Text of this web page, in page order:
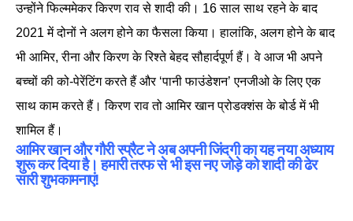
उन्होंने फिल्ममेकर किरण राव से शादी की। 16 साल साथ रहने के बाद
2021 में दोनों ने अलग होने का फैसला किया। हालांकि, अलग होने के बाद
भी आमिर, रीना और किरण के रिश्ते बेहद सौहार्दपूर्ण हैं। वे आज भी अपने
बच्चों की को-पेरेंटिंग करते हैं और ‘पानी फाउंडेशन’ एनजीओ के लिए एक
साथ काम करते हैं। किरण राव तो आमिर खान प्रोडक्शंस के बोर्ड में भी
शामिल हैं।
आमिर खान और गौरी स्प्रैट ने अब अपनी जिंदगी का यह नया अध्याय
शुरू कर दिया है। हमारी तरफ से भी इस नए जोड़े को शादी की ढेर
सारी शुभकामनाएं!